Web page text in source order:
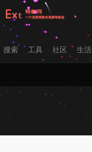
搜索 工具 社区 生活